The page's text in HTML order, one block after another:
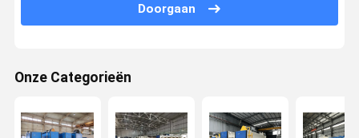
Doorgaan
Onze Categorieën